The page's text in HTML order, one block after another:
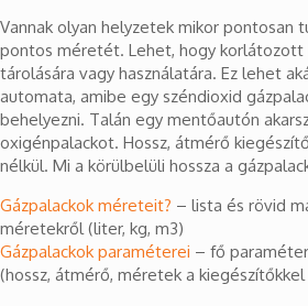
Vannak olyan helyzetek mikor pontosan
pontos méretét. Lehet, hogy korlátozott
tárolására vagy használatára. Ez lehet
automata, amibe egy széndioxid
behelyezni. Talán egy mentőautón
oxigénpalackot. Hossz, átmérő
nélkül. Mi a körülbelüli hossza a
Gázpalackok méreteit? – lista és rövid
méretekről (liter, kg, m3)
Gázpalackok paraméterei – fő
(hossz, átmérő, méretek a